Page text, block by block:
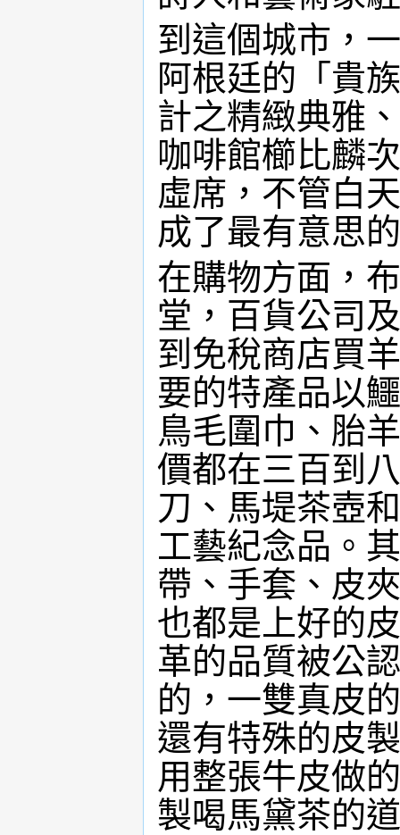
到這個城市，
阿根廷的「貴
計之精緻典雅
咖啡館櫛比麟
虛席，不管白
成了最有意思
在購物方面，
堂，百貨公司
到免稅商店買
要的特產品以
鳥毛圍巾、胎
價都在三百到
刀、馬堤茶壺
工藝紀念品。
帶、手套、皮
也都是上好的
革的品質被公
的，一雙真皮
還有特殊的皮
用整張牛皮做
製喝馬黛茶的